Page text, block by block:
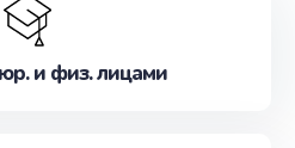
и физ. лицами